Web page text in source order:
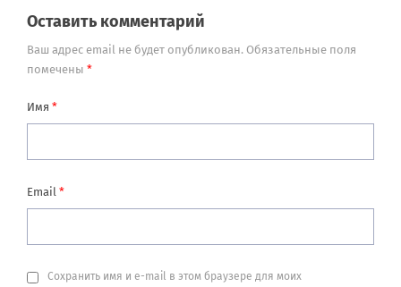
Оставить комментарий
Ваш адрес email не будет опубликован. Обязательные поля
помечены *
Имя *
Email *
Сохранить имя и e-mail в этом браузере для моих